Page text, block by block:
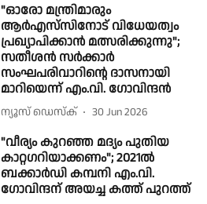
"ഓരോ മന്ത്രിമാരും
ആർഎസ്‌സിനോട് വിധേയത്വം
പ്രഖ്യാപിക്കാൻ മത്സരിക്കുന്നു";
സതീശൻ സർക്കാർ
സംഘപരിവാറിൻ്റെ ദാസനായി
മാറിയെന്ന് എം.വി. ഗോവിന്ദൻ
ന്യൂസ് ഡെസ്ക് 30 Jun 2026
"വീര്യം കുറഞ്ഞ മദ്യം പുതിയ
കാറ്റഗറിയാക്കണം"; 2021ൽ
ബക്കാർഡി കമ്പനി എം.വി.
ഗോവിന്ദന് അയച്ച കത്ത് പുറത്ത്